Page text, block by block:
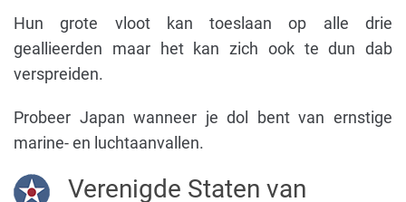
Hun grote vloot kan toeslaan op alle drie
geallieerden maar het kan zich ook te dun dab
verspreiden.
Probeer Japan wanneer je dol bent van ernstige
marine- en luchtaanvallen.
Verenigde Staten van